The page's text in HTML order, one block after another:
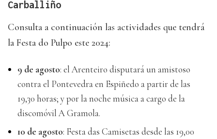
Carballiño
Consulta a continuación las actividades que tendrá
la Festa do Pulpo este 2024:
9 de agosto: el Arenteiro disputará un amistoso
contra el Pontevedra en Espiñedo a partir de las
19,30 horas; y por la noche música a cargo de la
discomóvil A Gramola.
10 de agosto: Festa das Camisetas desde las 19,00